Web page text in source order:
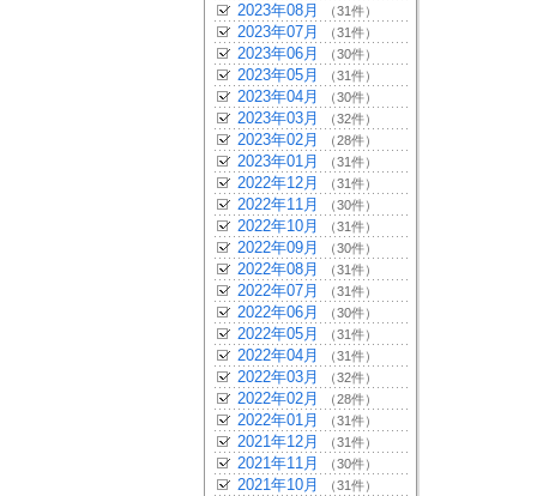
2023年08月 （31件）
2023年07月 （31件）
2023年06月 （30件）
2023年05月 （31件）
2023年04月 （30件）
2023年03月 （32件）
2023年02月 （28件）
2023年01月 （31件）
2022年12月 （31件）
2022年11月 （30件）
2022年10月 （31件）
2022年09月 （30件）
2022年08月 （31件）
2022年07月 （31件）
2022年06月 （30件）
2022年05月 （31件）
2022年04月 （31件）
2022年03月 （32件）
2022年02月 （28件）
2022年01月 （31件）
2021年12月 （31件）
2021年11月 （30件）
2021年10月 （31件）